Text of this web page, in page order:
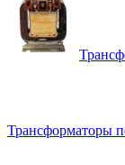
Трансформаторы